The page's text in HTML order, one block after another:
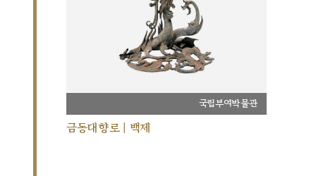
국립부여박물관
금동대향로 | 백제